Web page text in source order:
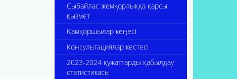
Сыбайлас жемқорлыққа қарсы
қызмет
Қамқоршылар кеңесі
Консультациялар кестесі
2023-2024 құжаттарды қабылдау
статистикасы